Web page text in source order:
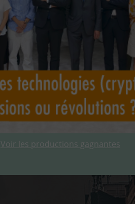
Voir les productions gagnantes